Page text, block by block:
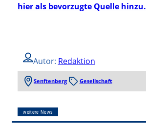
hier als bevorzugte Quelle hinzu.
Autor: Redaktion
Senftenberg Gesellschaft
weitere News